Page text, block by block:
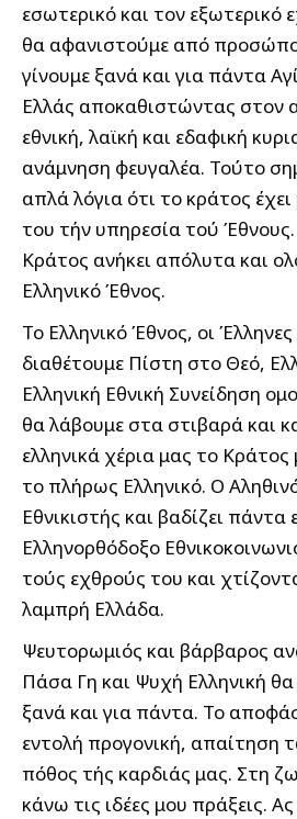
εσωτερικό και τον εξωτερικό
θα αφανιστούμε από
γίνουμε ξανά και για πάντα
Ελλάς αποκαθιστώντας στον
εθνική, λαϊκή και εδαφική
ανάμνηση φευγαλέα. Τούτο
απλά λόγια ότι το κράτος
του τήν υπηρεσία τού Έθνους.
Κράτος ανήκει απόλυτα και
Ελληνικό Έθνος.
Το Ελληνικό Έθνος, οι
διαθέτουμε Πίστη στο Θεό,
Ελληνική Εθνική Συνείδηση
θα λάβουμε στα στιβαρά και
ελληνικά χέρια μας το
το πλήρως Ελληνικό. Ο
Εθνικιστής και βαδίζει
Ελληνορθόδοξο
τούς εχθρούς του και
λαμπρή Ελλάδα.
Ψευτορωμιός και βάρβαρος
Πάσα Γη και Ψυχή Ελληνική θα
ξανά και για πάντα. Το
εντολή προγονική, απαίτηση
πόθος τής καρδιάς μας. Στη
κάνω τις ιδέες μου πράξεις.